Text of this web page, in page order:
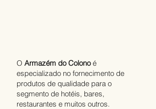
O Armazém do Colonoé
especializado no fornecimento de
produtos de qualidade para o
segmento de hotéis, bares,
restaurantes e muitos outros.